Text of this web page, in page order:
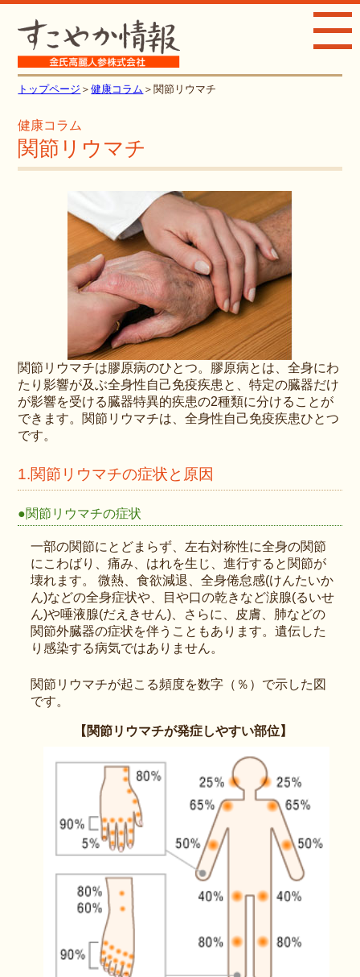
toggle
トップページ ＞健康コラム ＞関節リウマチ
健康コラム
関節リウマチ
関節リウマチは膠原病のひとつ。膠原病とは、全身にわ
たり影響が及ぶ全身性自己免疫疾患と、特定の臓器だけ
が影響を受ける臓器特異的疾患の2種類に分けることが
できます。関節リウマチは、全身性自己免疫疾患ひとつ
です。
1.関節リウマチの症状と原因
●関節リウマチの症状
一部の関節にとどまらず、左右対称性に全身の関節
にこわばり、痛み、はれを生じ、進行すると関節が
壊れます。 微熱、食欲減退、全身倦怠感(けんたいか
ん)などの全身症状や、目や口の乾きなど涙腺(るいせ
ん)や唾液腺(だえきせん)、さらに、皮膚、肺などの
関節外臓器の症状を伴うこともあります。遺伝した
り感染する病気ではありません。
関節リウマチが起こる頻度を数字（％）で示した図
です。
【関節リウマチが発症しやすい部位】